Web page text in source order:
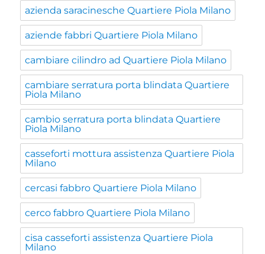
azienda saracinesche Quartiere Piola Milano
aziende fabbri Quartiere Piola Milano
cambiare cilindro ad Quartiere Piola Milano
cambiare serratura porta blindata Quartiere
Piola Milano
cambio serratura porta blindata Quartiere
Piola Milano
casseforti mottura assistenza Quartiere Piola
Milano
cercasi fabbro Quartiere Piola Milano
cerco fabbro Quartiere Piola Milano
cisa casseforti assistenza Quartiere Piola
Milano